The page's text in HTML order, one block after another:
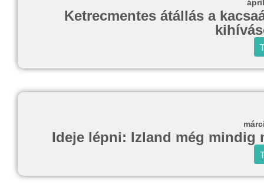
Ketrecmentes átállás a
Ideje lépni: Izland még mindig